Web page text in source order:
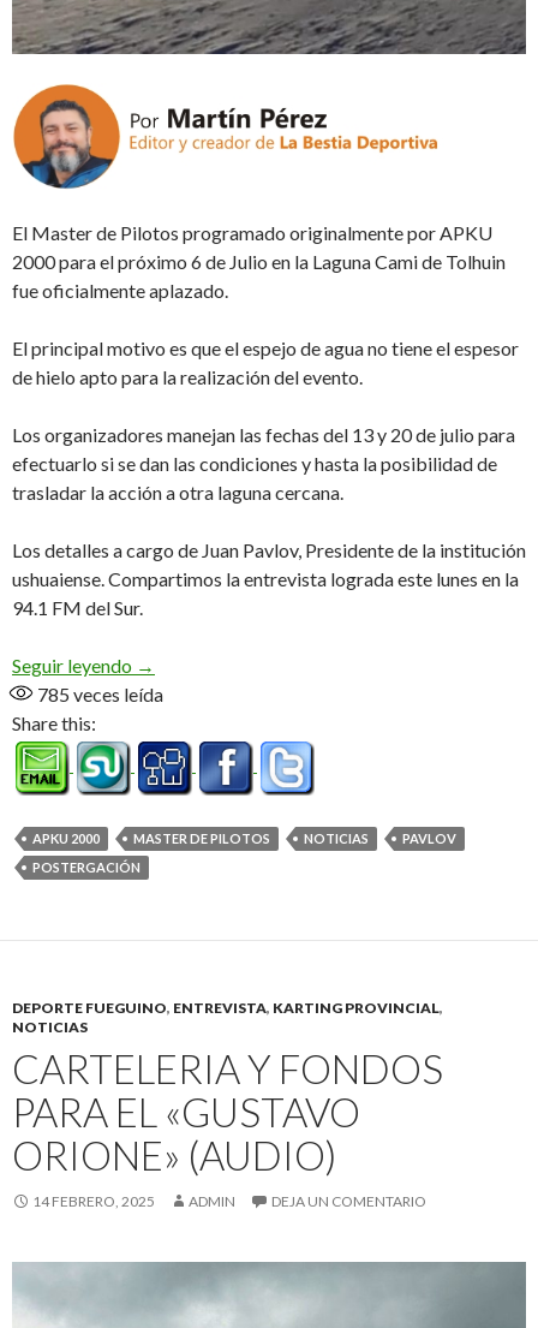
El Master de Pilotos programado originalmente por APKU
2000 para el próximo 6 de Julio en la Laguna Cami de Tolhuin
fue oficialmente aplazado.
El principal motivo es que el espejo de agua no tiene el espesor
de hielo apto para la realización del evento.
Los organizadores manejan las fechas del 13 y 20 de julio para
efectuarlo si se dan las condiciones y hasta la posibilidad de
trasladar la acción a otra laguna cercana.
Los detalles a cargo de Juan Pavlov, Presidente de la institución
ushuaiense. Compartimos la entrevista lograda este lunes en la
94.1 FM del Sur.
Seguir leyendo Master postergado (Audio)
→
785 veces leída
Share this:
APKU 2000 MASTER DE PILOTOS NOTICIAS
PAVLOV
POSTERGACIÓN
DEPORTE FUEGUINO, ENTREVISTA, KARTING PROVINCIAL,
NOTICIAS
CARTELERIA Y FONDOS
PARA EL «GUSTAVO
ORIONE» (AUDIO)
14 FEBRERO, 2025 ADMIN DEJA UN COMENTARIO